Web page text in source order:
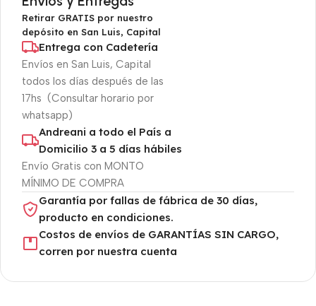
Retirar GRATIS por nuestro
depósito en San Luis, Capital
Entrega con Cadetería
Envíos en San Luis, Capital
todos los días después de las
17hs (Consultar horario por
whatsapp)
Andreani a todo el País a
Domicilio 3 a 5 días hábiles
Envío Gratis con MONTO
MÍNIMO DE COMPRA
Garantía por fallas de fábrica de 30 días,
producto en condiciones.
Costos de envíos de GARANTÍAS SIN CARGO,
corren por nuestra cuenta